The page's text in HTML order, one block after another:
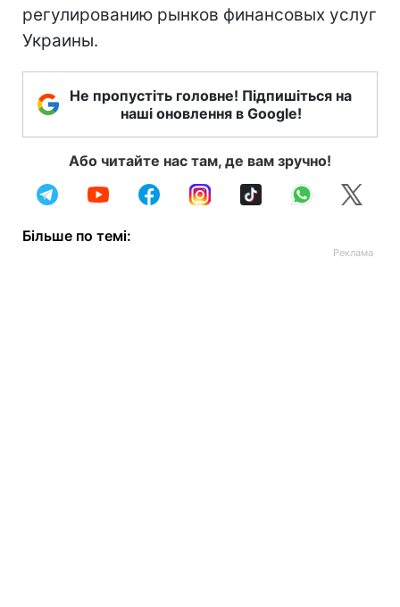
регулированию рынков финансовых услуг
Украины.
Не пропустіть головне! Підпишіться на
наші оновлення в Google!
Або читайте нас там, де вам зручно!
Більше по темі: